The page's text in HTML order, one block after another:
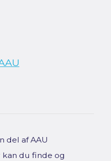
del af AAU
du finde og